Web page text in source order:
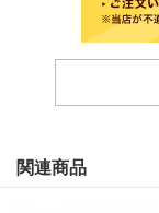
関連商品